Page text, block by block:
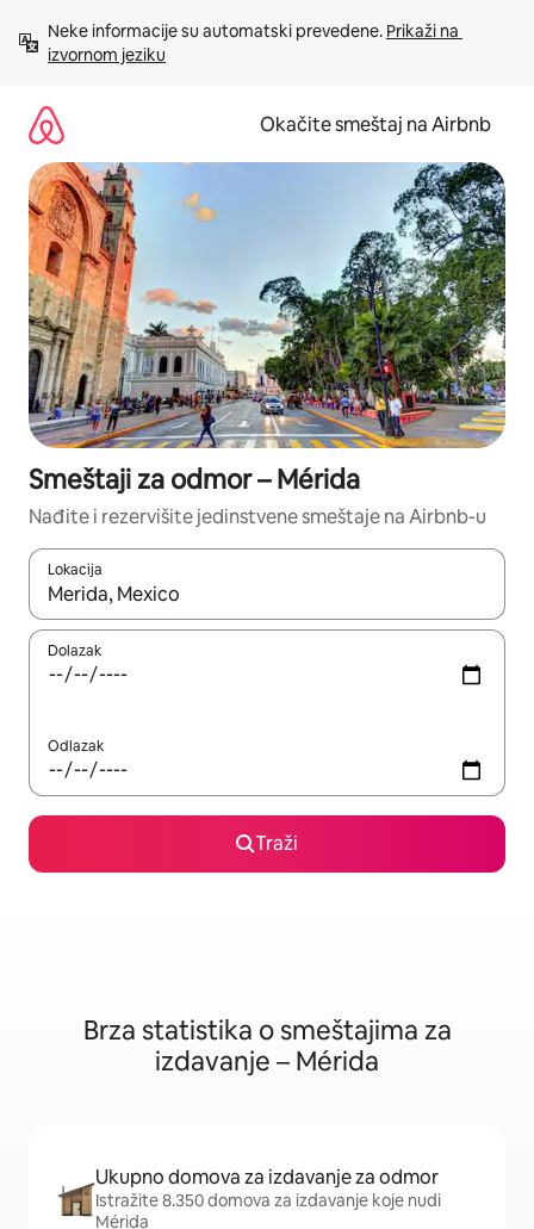
sadržaj
Neke informacije su automatski prevedene. Prikaži na
izvornom jeziku
Okačite smeštaj na Airbnb
Smeštaji za odmor – Mérida
Nađite i rezervišite jedinstvene smeštaje na Airbnb-u
Lokacija
Kad su rezultati dostupni, možete da se krećete kroz njih
Dolazak
Odlazak
Traži
Brza statistika o smeštajima za
izdavanje – Mérida
Ukupno domova za izdavanje za odmor
Istražite 8.350 domova za izdavanje koje nudi
Mérida